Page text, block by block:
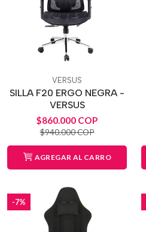
VERSUS
SILLA F20 ERGO NEGRA -
VERSUS
$860.000 COP
$940.000 COP
AGREGAR AL CARRO
-7%